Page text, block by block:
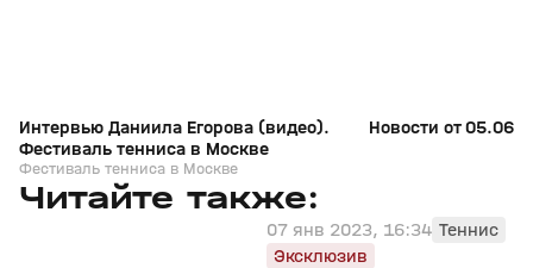
Интервью Даниила Егорова (видео).
Фестиваль тенниса в Москве
Фестиваль тенниса в Москве
Новости от
Читайте также:
07 янв 2023, 16:34 Теннис
Эксклюзив